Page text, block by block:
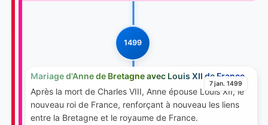
1499
7 jan. 1499
Mariage d'Anne de Bretagne avec Louis XII de France
Après la mort de Charles VIII, Anne épouse Louis XII, le
nouveau roi de France, renforçant à nouveau les liens
entre la Bretagne et le royaume de France.